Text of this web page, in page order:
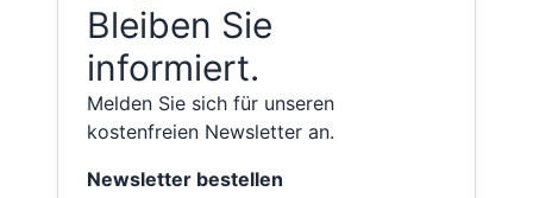
Bleiben Sie
informiert.
Melden Sie sich für unseren
kostenfreien Newsletter an.